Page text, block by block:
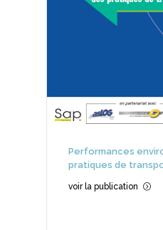
Performances
pratiques de
voir la publication =